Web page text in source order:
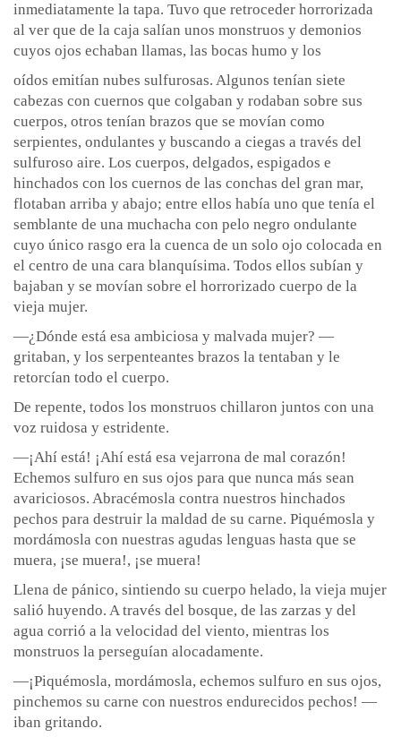
inmediatamente la tapa. Tuvo que retroceder horrorizada
al ver que de la caja salían unos monstruos y demonios
cuyos ojos echaban llamas, las bocas humo y los
oídos emitían nubes sulfurosas. Algunos tenían siete
cabezas con cuernos que colgaban y rodaban sobre sus
cuerpos, otros tenían brazos que se movían como
serpientes, ondulantes y buscando a ciegas a través del
sulfuroso aire. Los cuerpos, delgados, espigados e
hinchados con los cuernos de las conchas del gran mar,
flotaban arriba y abajo; entre ellos había uno que tenía el
semblante de una muchacha con pelo negro ondulante
cuyo único rasgo era la cuenca de un solo ojo colocada en
el centro de una cara blanquísima. Todos ellos subían y
bajaban y se movían sobre el horrorizado cuerpo de la
vieja mujer.
—¿Dónde está esa ambiciosa y malvada mujer? —
gritaban, y los serpenteantes brazos la tentaban y le
retorcían todo el cuerpo.
De repente, todos los monstruos chillaron juntos con una
voz ruidosa y estridente.
—¡Ahí está! ¡Ahí está esa vejarrona de mal corazón!
Echemos sulfuro en sus ojos para que nunca más sean
avariciosos. Abracémosla contra nuestros hinchados
pechos para destruir la maldad de su carne. Piquémosla y
mordámosla con nuestras agudas lenguas hasta que se
muera, ¡se muera!, ¡se muera!
Llena de pánico, sintiendo su cuerpo helado, la vieja mujer
salió huyendo. A través del bosque, de las zarzas y del
agua corrió a la velocidad del viento, mientras los
monstruos la perseguían alocadamente.
—¡Piquémosla, mordámosla, echemos sulfuro en sus ojos,
pinchemos su carne con nuestros endurecidos pechos! —
iban gritando.